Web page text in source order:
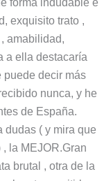
exquisito trato ,
amabilidad,
a ella destacaría
puede decir más
nunca, y he
de España.
dudas ( y mira que
la MEJOR.Gran
brutal , otra de la